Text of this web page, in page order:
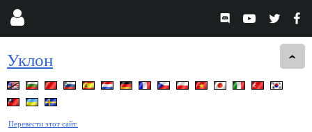
Уклон
Перевести этот сайт.